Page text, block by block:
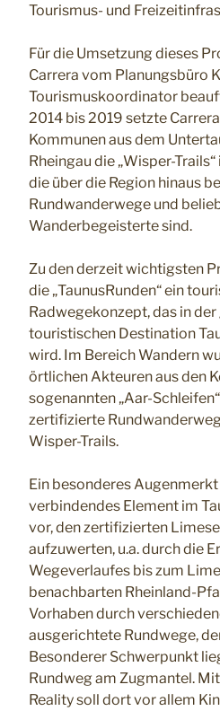
Tourismus- und
Für die Umsetzung dieses
Carrera vom Planungsbüro
Tourismuskoordinator
2014 bis 2019 setzte
Kommunen aus dem
Rheingau die „Wisper-
die über die Region hinaus
Rundwanderwege und
Wanderbegeisterte sind.
Zu den derzeit wichtigsten
die „TaunusRunden“ ein
Radwegekonzept, das in
touristischen Destination
wird. Im Bereich Wandern
örtlichen Akteuren aus den
sogenannten „Aar-
zertifizierte
Wisper-Trails.
Ein besonderes
verbindendes Element im
vor, den zertifizierten
aufzuwerten, u.a. durch die
Wegeverlaufes bis zum
benachbarten Rheinland-
Vorhaben durch
ausgerichtete Rundwege,
Besonderer Schwerpunkt
Rundweg am Zugmantel.
Reality soll dort vor allem